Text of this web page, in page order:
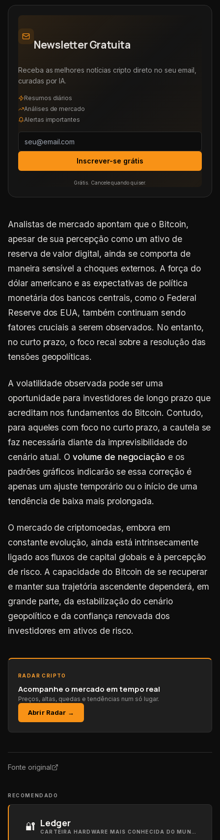
Newsletter Gratuita
Receba as melhores notícias cripto direto no seu email,
curadas por IA.
Resumos diários
Análises de mercado
Alertas importantes
Inscrever-se grátis
Grátis. Cancele quando quiser.
Analistas de mercado apontam que o Bitcoin,
apesar de sua percepção como um ativo de
reserva de valor digital, ainda se comporta de
maneira sensível a choques externos. A força do
dólar americano e as expectativas de política
monetária dos bancos centrais, como o Federal
Reserve dos EUA, também continuam sendo
fatores cruciais a serem observados. No entanto,
no curto prazo, o foco recai sobre a resolução das
tensões geopolíticas.
A volatilidade observada pode ser uma
oportunidade para investidores de longo prazo que
acreditam nos fundamentos do Bitcoin. Contudo,
para aqueles com foco no curto prazo, a cautela se
faz necessária diante da imprevisibilidade do
cenário atual. Ovolume de negociação e os
padrões gráficos indicarão se essa correção é
apenas um ajuste temporário ou o início de uma
tendência de baixa mais prolongada.
O mercado de criptomoedas, embora em
constante evolução, ainda está intrinsecamente
ligado aos fluxos de capital globais e à percepção
de risco. A capacidade do Bitcoin de se recuperar
e manter sua trajetória ascendente dependerá, em
grande parte, da estabilização do cenário
geopolítico e da confiança renovada dos
investidores em ativos de risco.
RADAR CRIPTO
Acompanhe o mercado em tempo real
Preços, altas, quedas e tendências num só lugar.
Abrir Radar →
Fonte original
RECOMENDADO
🔐 Ledger